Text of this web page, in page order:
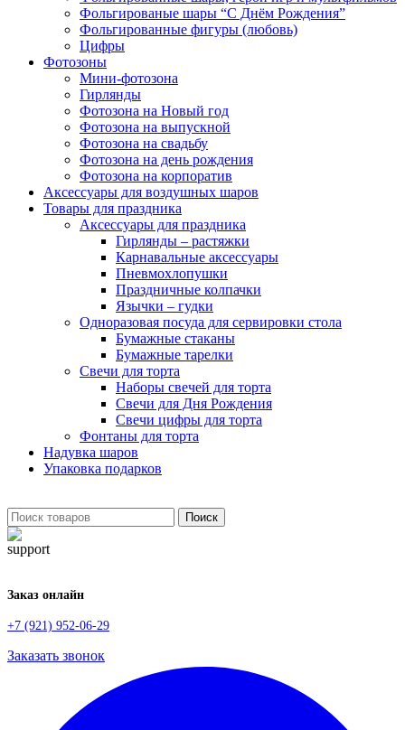
Фольгированые шары “С Днём Рождения”
Фольгированные фигуры (любовь)
Цифры
Фотозоны
Мини-фотозона
Гирлянды
Фотозона на Новый год
Фотозона на выпускной
Фотозона на свадьбу
Фотозона на день рождения
Фотозона на корпоратив
Аксессуары для воздушных шаров
Товары для праздника
Аксессуары для праздника
Гирлянды – растяжки
Карнавальные аксессуары
Пневмохлопушки
Праздничные колпачки
Язычки – гудки
Одноразовая посуда для сервировки стола
Бумажные стаканы
Бумажные тарелки
Свечи для торта
Наборы свечей для торта
Свечи для Дня Рождения
Свечи цифры для торта
Фонтаны для торта
Надувка шаров
Упаковка подарков
Поиск
Заказ онлайн
+7 (921) 952-06-29
Заказать звонок